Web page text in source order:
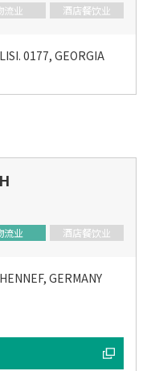
流业 酒店餐饮业
0177, GEORGIA
流业 酒店餐饮业
GERMANY